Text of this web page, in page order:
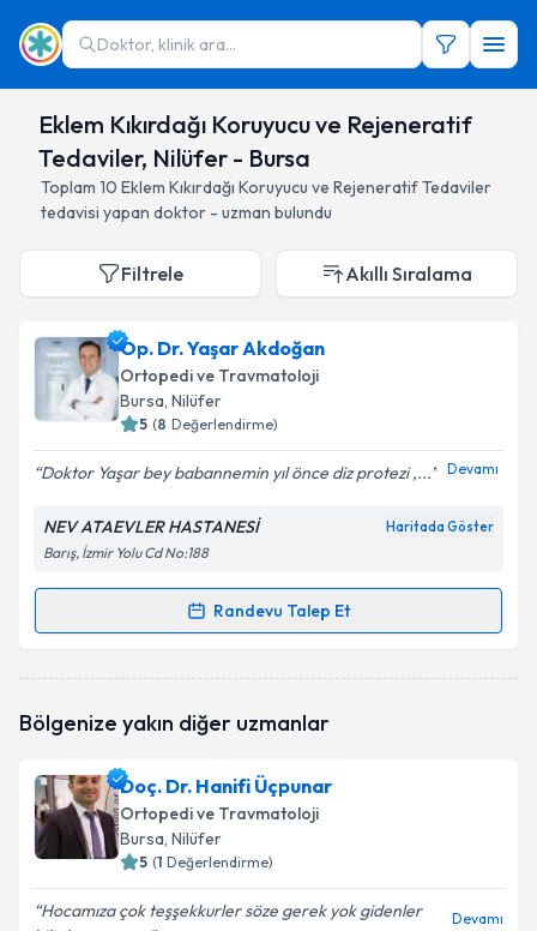
Doktor, klinik ara...
Eklem Kıkırdağı Koruyucu ve Rejeneratif
Tedaviler, Nilüfer - Bursa
Toplam 10 Eklem Kıkırdağı Koruyucu ve Rejeneratif Tedaviler
tedavisi yapan doktor - uzman bulundu
Filtrele Akıllı Sıralama
Op. Dr. Yaşar Akdoğan
Ortopedi ve Travmatoloji
Bursa, Nilüfer
5 (8 Değerlendirme)
Doktor Yaşar bey babannemin yıl önce diz protezi ,... Devamı
NEV ATAEVLER HASTANESİ Haritada Göster
Barış, İzmir Yolu Cd No:188
Randevu Talep Et
Randevu Takvimi Talebi
oluşturun. Size bu uzmandan randevu almanız için bir
E-posta Adresiniz
Kişisel verilerimin işlenmesine ilişkinAydınlatma
Bölgenize yakın diğer uzmanlar
Doç. Dr. Hanifi Üçpunar
Ortopedi ve Travmatoloji
Bursa, Nilüfer
5 (1 Değerlendirme)
Hocamıza çok teşşekkurler söze gerek yok gidenler
Devamı